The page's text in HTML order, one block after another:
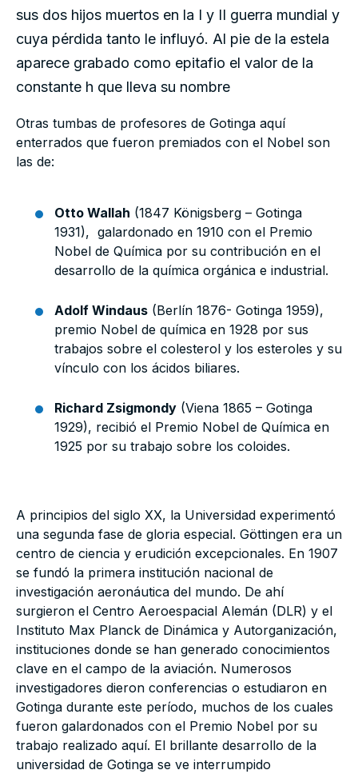
sus dos hijos muertos en la I y II guerra mundial y
cuya pérdida tanto le influyó. Al pie de la estela
aparece grabado como epitafio el valor de la
constante h que lleva su nombre
Otras tumbas de profesores de Gotinga aquí
enterrados que fueron premiados con el Nobel son
las de:
Otto Wallah (1847 Königsberg – Gotinga
1931), galardonado en 1910 con el Premio
Nobel de Química por su contribución en el
desarrollo de la química orgánica e industrial.
Adolf Windaus (Berlín 1876- Gotinga 1959),
premio Nobel de química en 1928 por sus
trabajos sobre el colesterol y los esteroles y su
vínculo con los ácidos biliares.
Richard Zsigmondy (Viena 1865 – Gotinga
1929), recibió el Premio Nobel de Química en
1925 por su trabajo sobre los coloides.
A principios del siglo XX, la Universidad experimentó
una segunda fase de gloria especial. Göttingen era un
centro de ciencia y erudición excepcionales. En 1907
se fundó la primera institución nacional de
investigación aeronáutica del mundo. De ahí
surgieron el Centro Aeroespacial Alemán (DLR) y el
Instituto Max Planck de Dinámica y Autorganización,
instituciones donde se han generado conocimientos
clave en el campo de la aviación. Numerosos
investigadores dieron conferencias o estudiaron en
Gotinga durante este período, muchos de los cuales
fueron galardonados con el Premio Nobel por su
trabajo realizado aquí. El brillante desarrollo de la
universidad de Gotinga se ve interrumpido